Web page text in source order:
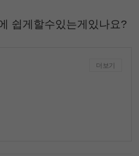
쉽게할수있는게있나요?
더보기